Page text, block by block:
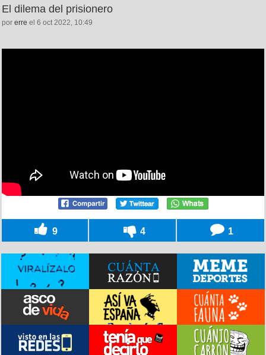
El dilema del prisionero
por erre el 6 oct 2022, 10:49
9 4 1